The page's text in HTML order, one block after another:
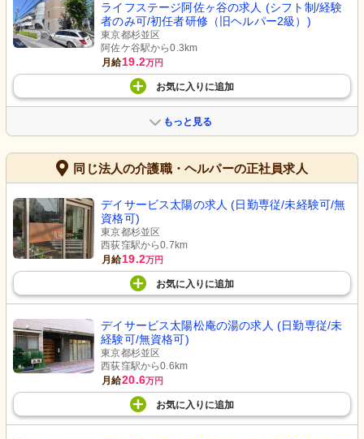
ライフステージ阿佐ヶ谷の求人 (シフト制/経験
者のみ可/初任者研修（旧ヘルパー2級）)
東京都杉並区
阿佐ケ谷駅から0.3km
月給19.2万円
お気に入り に追加
もっと見る
同じ法人の介護職・ヘルパーの正社員求人
デイサービス太陽の求人 (日勤専従/未経験可/無
資格可)
東京都杉並区
西荻窪駅から0.7km
月給19.2万円
お気に入り に追加
デイサービス太陽松庵の湯の求人 (日勤専従/未
経験可/無資格可)
東京都杉並区
西荻窪駅から0.6km
月給20.6万円
お気に入り に追加